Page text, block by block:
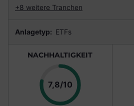
+8 weitere Tranchen
Anlagetyp: ETFs
NACHHALTIGKEIT
7,8/10Punkte